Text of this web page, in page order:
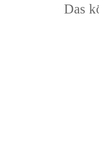
Das